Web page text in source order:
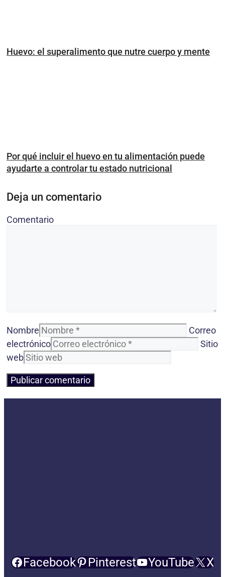
Huevo: el superalimento que nutre cuerpo y mente
Por qué incluir el huevo en tu alimentación puede
ayudarte a controlar tu estado nutricional
Deja un comentario
Comentario
Nombre
Correo
electrónico
Sitio
web
Facebook Pinterest YouTube X